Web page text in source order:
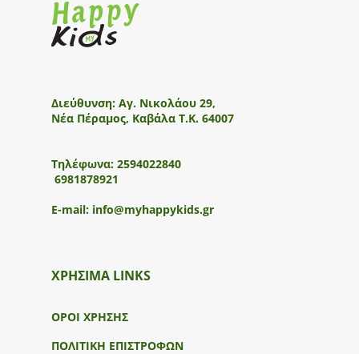
Διεύθυνση: Αγ. Νικολάου 29,
Νέα Πέραμος, Καβάλα Τ.Κ. 64007
Τηλέφωνα: 2594022840
6981878921
E-mail: info@myhappykids.gr
ΧΡΗΣΙΜΑ LINKS
ΟΡΟΙ ΧΡΗΣΗΣ
ΠΟΛΙΤΙΚΗ ΕΠΙΣΤΡΟΦΩΝ